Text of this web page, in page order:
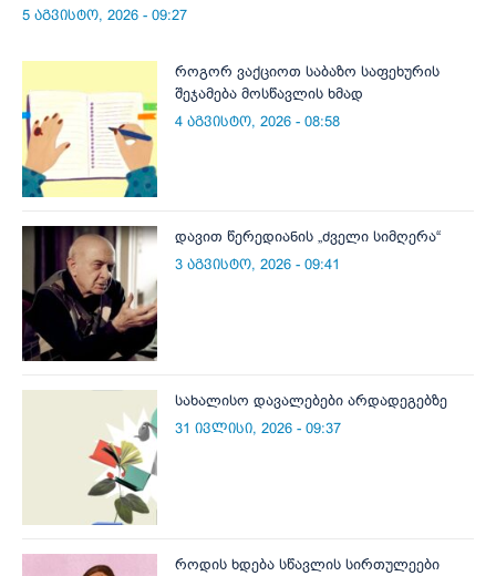
5 აგვისტო, 2026 - 09:27
როგორ ვაქციოთ საბაზო საფეხურის
შეჯამება მოსწავლის ხმად
4 აგვისტო, 2026 - 08:58
დავით წერედიანის „ძველი სიმღერა“
3 აგვისტო, 2026 - 09:41
სახალისო დავალებები არდადეგებზე
31 ივლისი, 2026 - 09:37
როდის ხდება სწავლის სირთულეები